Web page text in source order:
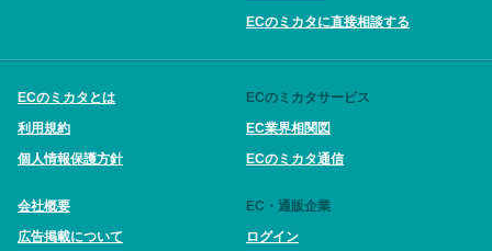
ECのミカタに直接相談する
ECのミカタとは
利用規約
個人情報保護方針
会社概要
広告掲載について
ECのミカタサービス
EC業界相関図
ECのミカタ通信
EC・通販企業
ログイン